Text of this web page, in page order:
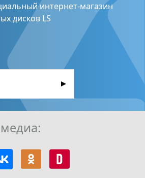
интернет-магазин
дисков LS